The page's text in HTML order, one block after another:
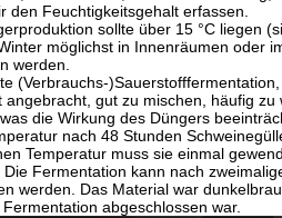
Feuchtigkeitsgehalt erfassen.
sollte über 15 °C liegen
möglichst in Innenräumen oder
werden.
(Verbrauchs-
gut zu mischen, häufig zu
die Wirkung des Düngers
nach 48 Stunden
Temperatur muss sie einmal
Fermentation kann nach
werden. Das Material war
abgeschlossen war.